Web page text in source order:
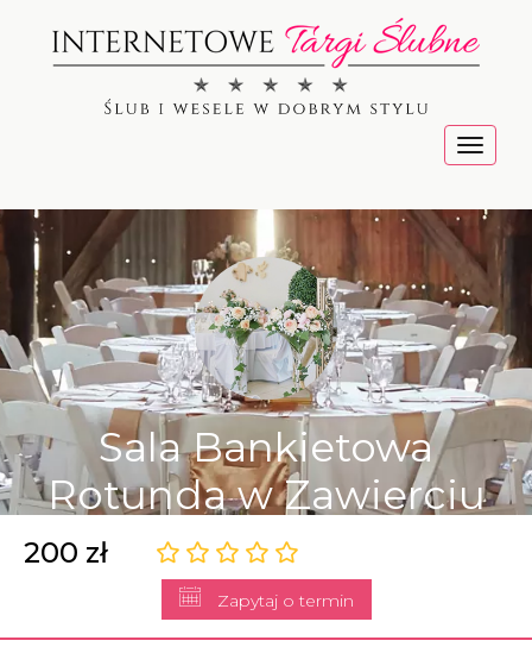
Menu
Sala Bankietowa
Rotunda w Zawierciu
200 zł
Zapytaj o termin